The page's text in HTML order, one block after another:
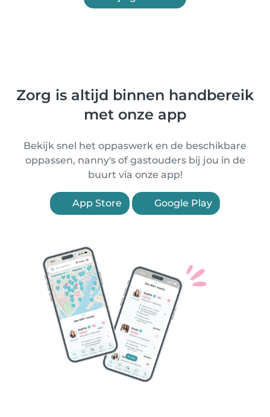
Zorg is altijd binnen handbereik
met onze app
Bekijk snel het oppaswerk en de beschikbare
oppassen, nanny's of gastouders bij jou in de
buurt via onze app!
App Store Google Play